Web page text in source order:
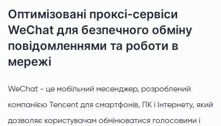
Оптимізовані проксі-сервіси
WeChat для безпечного обміну
повідомленнями та роботи в
мережі
WeChat - це мобільний месенджер, розроблений
компанією Tencent для смартфонів, ПК і Інтернету, який
дозволяє користувачам обмінюватися голосовими і